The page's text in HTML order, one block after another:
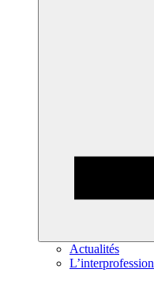
Actualités
L’interprofession